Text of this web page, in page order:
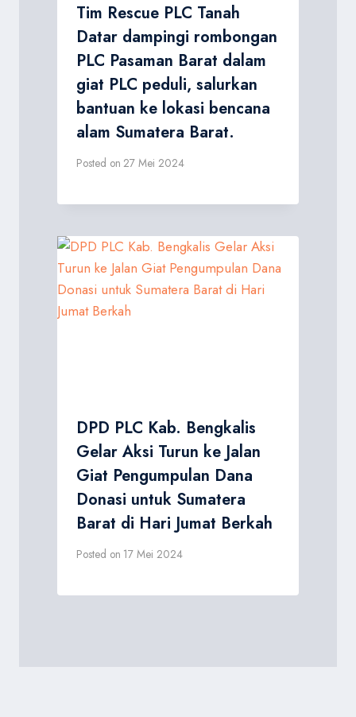
Tim Rescue PLC Tanah
Datar dampingi rombongan
PLC Pasaman Barat dalam
giat PLC peduli, salurkan
bantuan ke lokasi bencana
alam Sumatera Barat.
Posted on 27 Mei 2024
DPD PLC Kab. Bengkalis
Gelar Aksi Turun ke Jalan
Giat Pengumpulan Dana
Donasi untuk Sumatera
Barat di Hari Jumat Berkah
Posted on 17 Mei 2024